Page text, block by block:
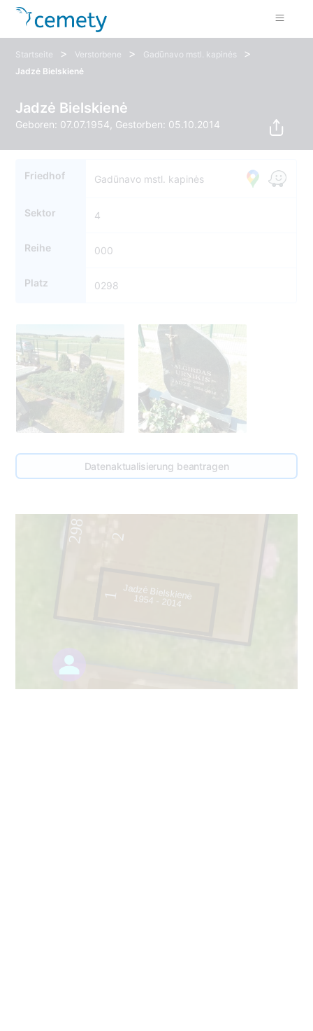
Startseite > Verstorbene > Gadūnavo mstl. kapinės >
Jadzė Bielskienė
Jadzė Bielskienė
Geboren: 07.07.1954, Gestorben: 05.10.2014
Friedhof Gadūnavo mstl. kapinės
Sektor 4
Reihe 000
Platz 0298
Datenaktualisierung beantragen
298
1
2
3
Jadzė Bielskienė
1954 - 2014